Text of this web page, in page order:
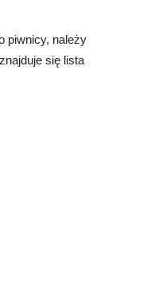
piwnicy, należy
się lista